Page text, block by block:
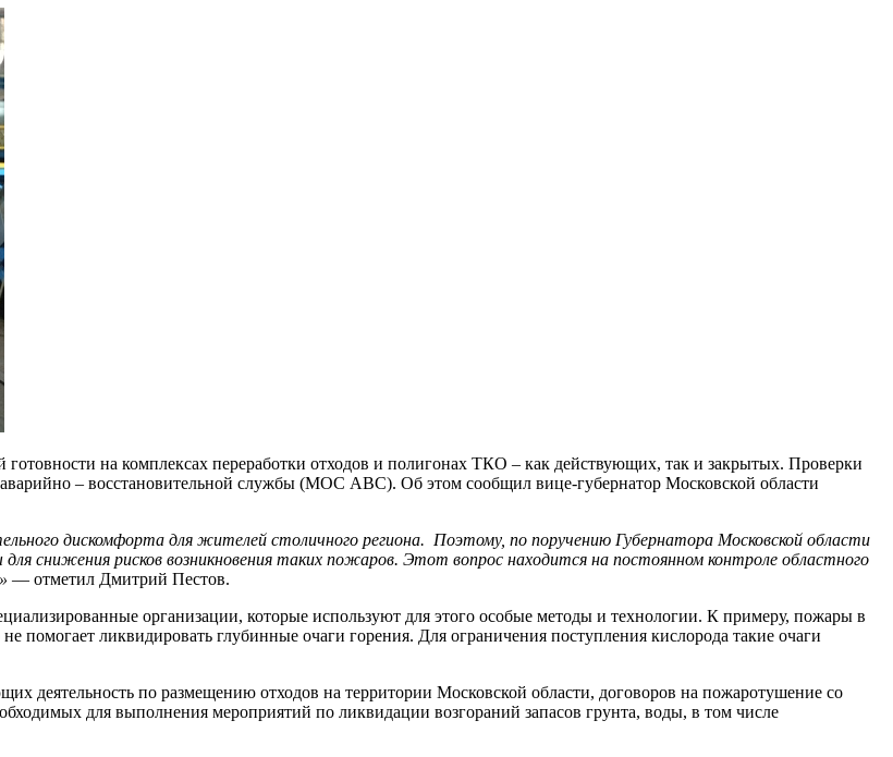
на комплексах переработки отходов и полигонах ТКО – как действующих, так и закрытых. Проверки
– восстановительной службы (МОС АВС). Об этом сообщил вице-губернатор Московской области
дискомфорта для жителей столичного региона. Поэтому, по поручению Губернатора Московской области
снижения рисков возникновения таких пожаров. Этот вопрос находится на постоянном контроле областного
— отметил Дмитрий Пестов.
организации, которые используют для этого особые методы и технологии. К примеру, пожары в
помогает ликвидировать глубинные очаги горения. Для ограничения поступления кислорода такие очаги
по размещению отходов на территории Московской области, договоров на пожаротушение со
для выполнения мероприятий по ликвидации возгораний запасов грунта, воды, в том числе